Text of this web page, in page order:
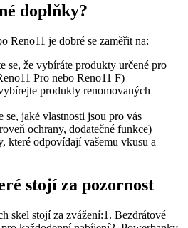
doplňky?
Reno11 je dobré se zaměřit na:
se, že vybíráte produkty určené pro
Pro nebo Reno11 F)
produkty renomovaných
se, jaké vlastnosti jsou pro vás
ochrany, dodatečné funkce)
které odpovídají vašemu vkusu a
stojí za pozornost
skel stojí za zvážení:1. Bezdrátové